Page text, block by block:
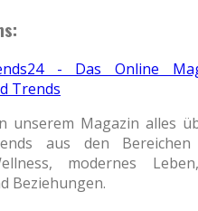
- Das Online
Trends
unserem Magazin alles
aus den
modernes
Beziehungen.